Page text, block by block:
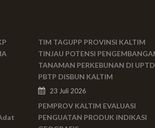
TIM TAGUPP PROVINSI KALTIM
TINJAU POTENSI
TANAMAN PERKEBUNAN DI UPTD
PBTP DISBUN KALTIM
23 Juli 2026
PEMPROV KALTIM EVALUASI
PENGUATAN PRODUK INDIKASI